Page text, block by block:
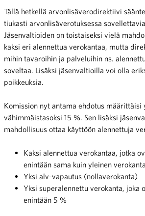
Tällä hetkellä arvonlisäverodirektiivi
tiukasti arvonlisäverotuksessa
Jäsenvaltioiden on toistaiseksi vielä
kaksi eri alennettua verokantaa, mutta
mihin tavaroihin ja palveluihin ns.
soveltaa. Lisäksi jäsenvaltioilla voi olla
poikkeuksia.
Komission nyt antama ehdotus määrittäisi
vähimmäistasoksi 15 %. Sen lisäksi
mahdollisuus ottaa käyttöön alennettuja
Kaksi alennettua verokantaa, jotka
enintään sama kuin yleinen verokanta
Yksi alv-vapautus (nollaverokanta)
Yksi superalennettu verokanta, joka
enintään 5 %